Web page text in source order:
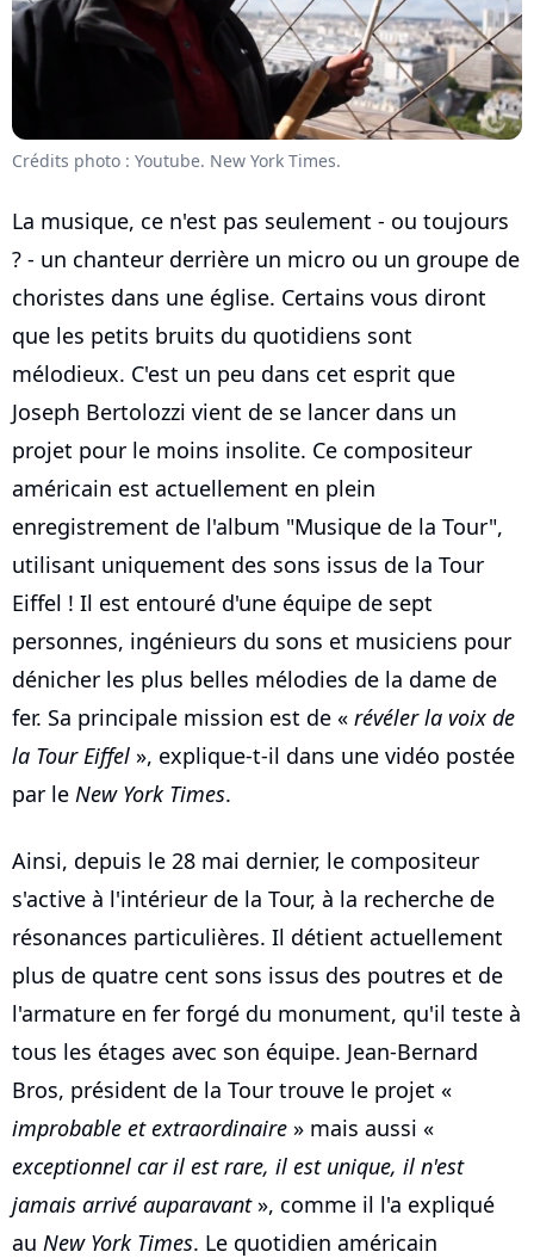
Crédits photo : Youtube. New York Times.
La musique, ce n'est pas seulement - ou toujours
? - un chanteur derrière un micro ou un groupe de
choristes dans une église. Certains vous diront
que les petits bruits du quotidiens sont
mélodieux. C'est un peu dans cet esprit que
Joseph Bertolozzi vient de se lancer dans un
projet pour le moins insolite. Ce compositeur
américain est actuellement en plein
enregistrement de l'album "Musique de la Tour",
utilisant uniquement des sons issus de la Tour
Eiffel ! Il est entouré d'une équipe de sept
personnes, ingénieurs du sons et musiciens pour
dénicher les plus belles mélodies de la dame de
fer. Sa principale mission est de « révéler la voix de
la Tour Eiffel », explique-t-il dans une vidéo postée
par le New York Times.
Ainsi, depuis le 28 mai dernier, le compositeur
s'active à l'intérieur de la Tour, à la recherche de
résonances particulières. Il détient actuellement
plus de quatre cent sons issus des poutres et de
l'armature en fer forgé du monument, qu'il teste à
tous les étages avec son équipe. Jean-Bernard
Bros, président de la Tour trouve le projet «
improbable et extraordinaire » mais aussi «
exceptionnel car il est rare, il est unique, il n'est
jamais arrivé auparavant», comme il l'a expliqué
au New York Times. Le quotidien américain